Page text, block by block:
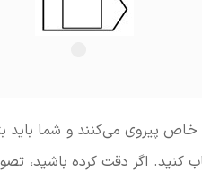
پیروی می‌کنند و شما باید
کنید. اگر دقت کرده باشید،